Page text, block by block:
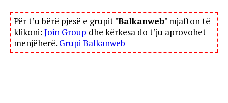
Për t’u bërë pjesë e grupit "Balkanweb" mjafton të
klikoni: Join Group dhe kërkesa do t’ju aprovohet
menjëherë. Grupi Balkanweb